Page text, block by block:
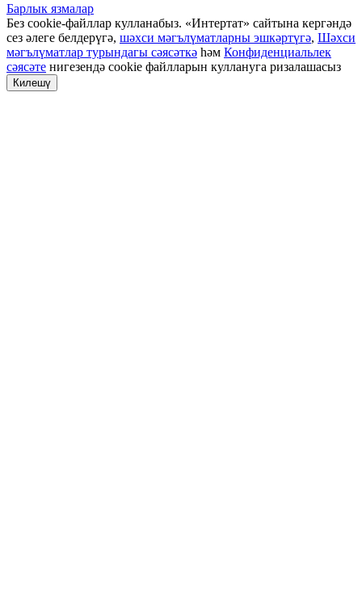
Барлык язмалар
Без cookie-файллар кулланабыз. «Интертат» сайтына кергәндә
сез әлеге белдерүгә, шәхси мәгълүматларны эшкәртүгә, Шәхси
мәгълүматлар турындагы сәясәткә һәм Конфиденциальлек
сәясәте нигезендә cookie файлларын куллануга ризалашасыз
Килешү